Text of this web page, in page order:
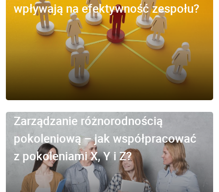
wpływają na efektywność zespołu?
Zarządzanie różnorodnością
pokoleniową – jak współpracować
z pokoleniami X, Y i Z?